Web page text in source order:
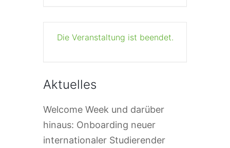
Die Veranstaltung ist beendet.
Aktuelles
Welcome Week und darüber
hinaus: Onboarding neuer
internationaler Studierender